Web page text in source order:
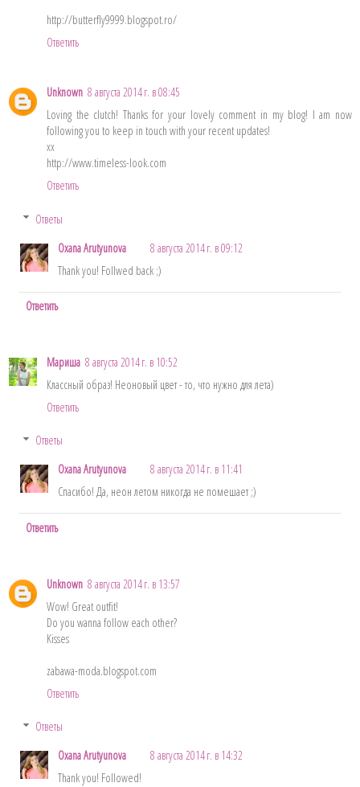
http://butterfly9999.blogspot.ro/
Ответить
Unknown 8 августа 2014 г. в 08:45
Loving the clutch! Thanks for your lovely comment in my blog! I am now
following you to keep in touch with your recent updates!
xx
http://www.timeless-look.com
Ответить
Ответы
Oxana Arutyunova
8 августа 2014 г. в 09:12
Thank you! Follwed back ;)
Ответить
Мариша 8 августа 2014 г. в 10:52
Классный образ! Неоновый цвет - то, что нужно для лета)
Ответить
Ответы
Oxana Arutyunova
8 августа 2014 г. в 11:41
Спасибо! Да, неон летом никогда не помешает ;)
Ответить
Unknown 8 августа 2014 г. в 13:57
Wow! Great outfit!
Do you wanna follow each other?
Kisses
zabawa-moda.blogspot.com
Ответить
Ответы
Oxana Arutyunova
8 августа 2014 г. в 14:32
Thank you! Followed!